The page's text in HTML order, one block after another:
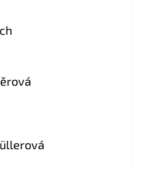
je 5 z 5 hvězdiček.
je 5 z 5 hvězdiček.
je 5 z 5 hvězdiček.